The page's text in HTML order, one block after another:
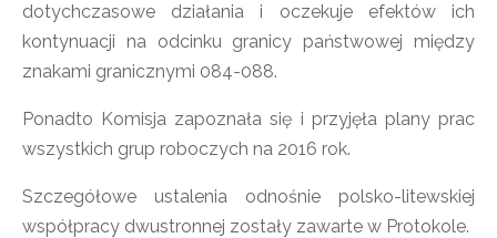
dotychczasowe działania i oczekuje efektów ich
kontynuacji na odcinku granicy państwowej między
znakami granicznymi 084-088.
Ponadto Komisja zapoznała się i przyjęła plany prac
wszystkich grup roboczych na 2016 rok.
Szczegółowe ustalenia odnośnie polsko-litewskiej
współpracy dwustronnej zostały zawarte w Protokole.